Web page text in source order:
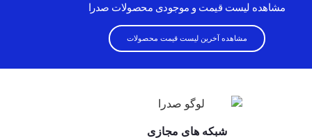
مشاهده لیست قیمت و موجودی محصولات صدرا
مشاهده آخرین لیست قیمت محصولات
شبکه های مجازی